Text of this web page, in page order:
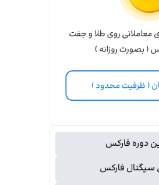
دوره فارکس
سیگنال فارکس